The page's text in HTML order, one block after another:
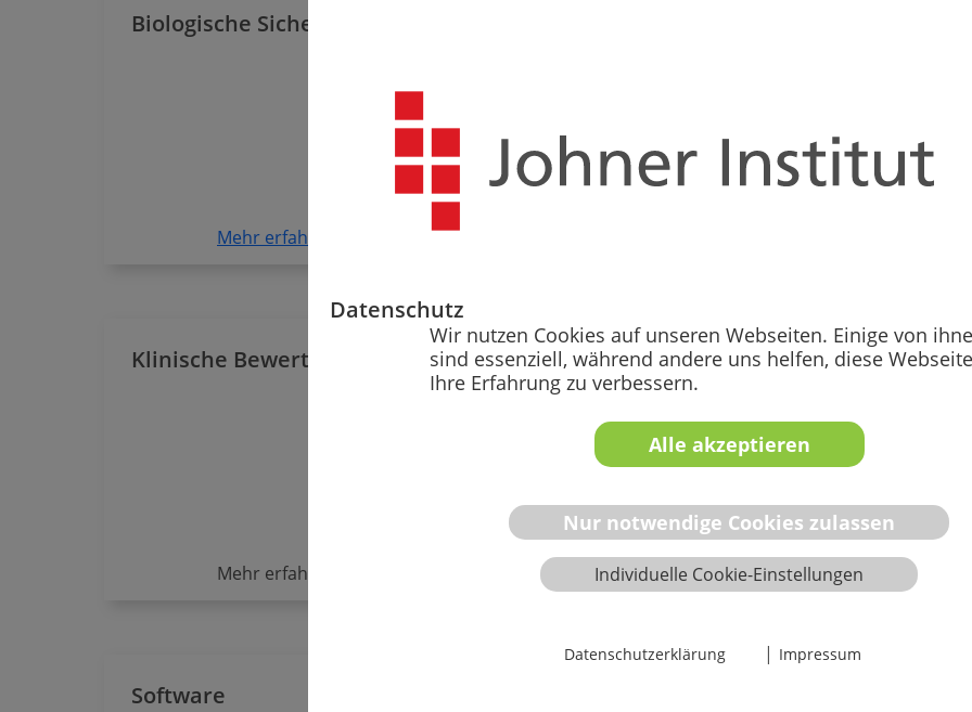
Datenschutz
Wir nutzen Cookies auf unseren Webseiten. Einige von
sind essenziell, während andere uns helfen, diese
Ihre Erfahrung zu verbessern.
Alle akzeptieren
Nur notwendige Cookies zulassen
Individuelle Cookie-Einstellungen
Datenschutzerklärung | Impressum
Biologische Sicherheit
Mehr erfahren
Klinische Bewertung
Mehr erfahren
Software
Leistungsbewertung
von IVD
Mehr erfahren
Post-Market...
Clinical Follow-up &
Performance
Learn